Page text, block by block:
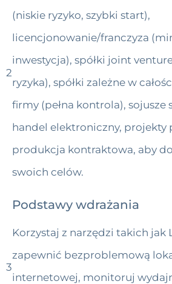
2
(niskie ryzyko, szybki start),
licencjonowanie/franczyza
inwestycja), spółki joint
ryzyka), spółki zależne w
firmy (pełna kontrola), sojusze
handel elektroniczny, projekty
produkcja kontraktowa, aby
swoich celów.
3
Podstawy wdrażania
Korzystaj z narzędzi takich jak
zapewnić bezproblemową
internetowej, monitoruj